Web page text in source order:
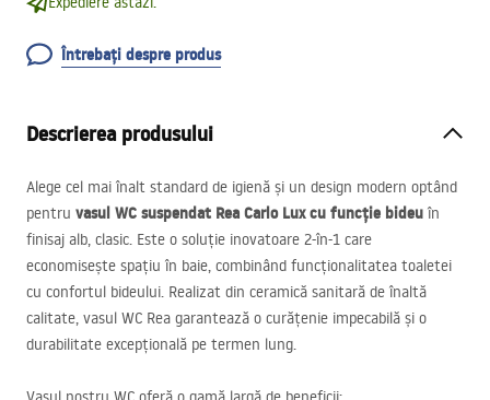
Întrebați despre produs
Descrierea produsului
Alege cel mai înalt standard de igienă și un design modern optând
pentru vasul WC suspendat Rea Carlo Lux cu funcție bideu în
finisaj alb, clasic. Este o soluție inovatoare 2-în-1 care
economisește spațiu în baie, combinând funcționalitatea toaletei
cu confortul bideului. Realizat din ceramică sanitară de înaltă
calitate, vasul WC Rea garantează o curățenie impecabilă și o
durabilitate excepțională pe termen lung.